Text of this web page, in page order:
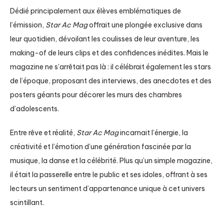
Dédié principalement aux élèves emblématiques de
l’émission, Star Ac Magoffrait une plongée exclusive dans
leur quotidien, dévoilant les coulisses de leur aventure, les
making-of de leurs clips et des confidences inédites. Mais le
magazine ne s’arrêtait pas là : il célébrait également les stars
de l’époque, proposant des interviews, des anecdotes et des
posters géants pour décorer les murs des chambres
d’adolescents.
Entre rêve et réalité, Star Ac Magincarnait l’énergie, la
créativité et l’émotion d’une génération fascinée par la
musique, la danse et la célébrité. Plus qu’un simple magazine,
il était la passerelle entre le public et ses idoles, offrant à ses
lecteurs un sentiment d’appartenance unique à cet univers
scintillant.